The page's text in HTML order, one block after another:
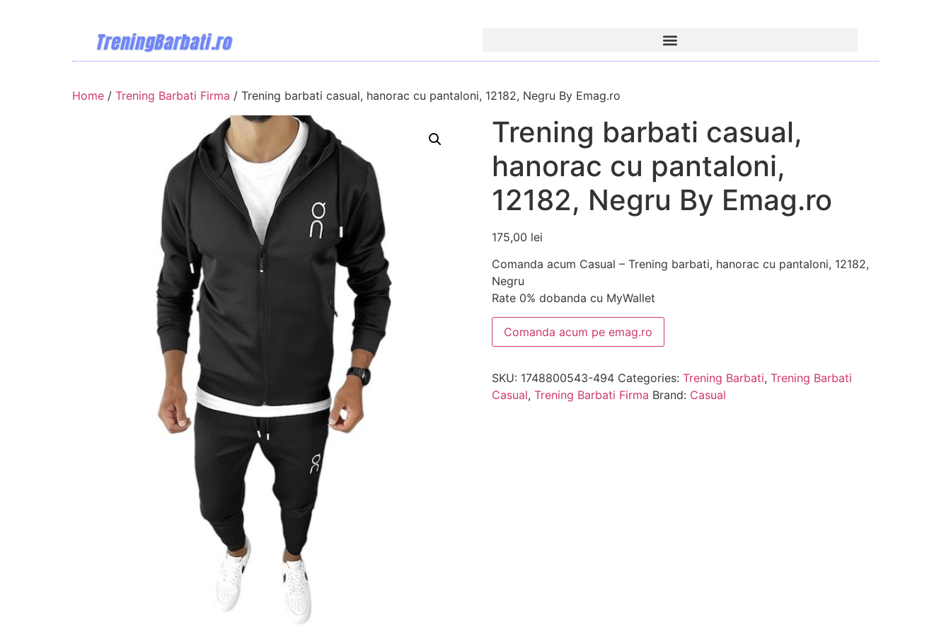
Home / Trening Barbati Firma / Trening barbati casual, hanorac cu pantaloni, 12182, Negru By Emag.ro
Trening barbati casual,
hanorac cu pantaloni,
12182, Negru By Emag.ro
175,00 lei
Comanda acum Casual – Trening barbati, hanorac cu pantaloni, 12182,
Negru
Rate 0% dobanda cu MyWallet
Comanda acum pe emag.ro
SKU: 1748800543-494 Categories: Trening Barbati, Trening Barbati
Casual, Trening Barbati Firma Brand: Casual